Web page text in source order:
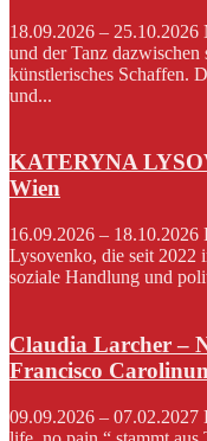
18.09.2026 – 25.10.2026
und der Tanz
künstlerisches Schaffen.
und...
KATERYNA
Wien
16.09.2026 –
Lysovenko, die seit 2022
soziale Handlung und
Claudia Larcher –
Francisco
09.09.2026 – 07.02.2027